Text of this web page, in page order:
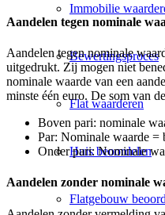
Immobilie
Bewertingsproces
Flat waarderen
Huis beoordelen
Flatgebouw
Aandelen tegen nominale
Aandelen tegen nominale
uitgedrukt. Zij mogen niet
nominale waarde van een
minste één euro. De som van
Boven pari: nominale
Par: Nominale waarde =
Onder pari: Nominale
Aandelen zonder nominale